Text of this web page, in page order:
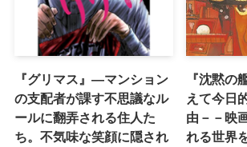
『グリマス』―マンション
の支配者が課す不思議なル
ールに翻弄される住人た
ち。不気味な笑顔に隠され
『沈黙の
えて今日
由－－映
れる世界